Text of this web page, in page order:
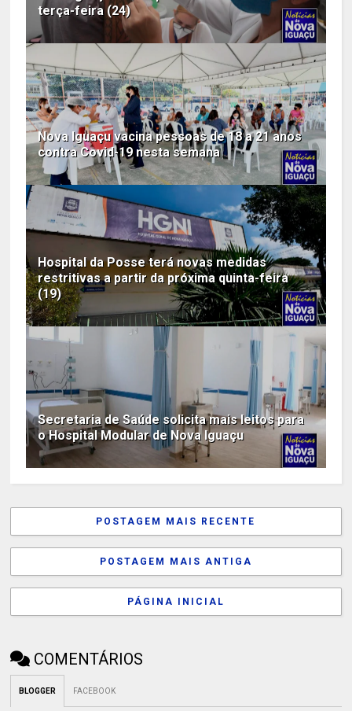
terça-feira (24)
Nova Iguaçu vacina pessoas de 18 a 21 anos
contra Covid-19 nesta semana
Hospital da Posse terá novas medidas
restritivas a partir da próxima quinta-feira
(19)
Secretaria de Saúde solicita mais leitos para
o Hospital Modular de Nova Iguaçu
POSTAGEM MAIS RECENTE
POSTAGEM MAIS ANTIGA
PÁGINA INICIAL
COMENTÁRIOS
BLOGGER FACEBOOK